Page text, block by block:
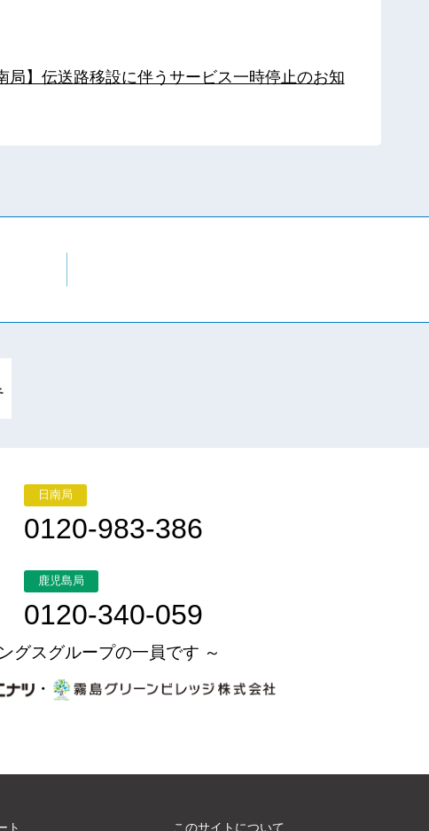
局】伝送路移設に伴うサービス一時停止のお知
日南局
0120-983-386
鹿児島局
0120-340-059
グスグループの一員です ～
・
ト このサイトについて